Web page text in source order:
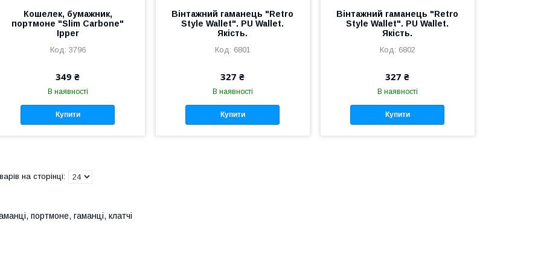
Кошелек, бумажник,
портмоне "Slim Carbone"
Ipper
3796
349 ₴
В наявності
Купити
Вінтажний гаманець "Retro
Style Wallet". PU Wallet.
Якість.
6801
327 ₴
В наявності
Купити
Вінтажний гаманець "Retro
Style Wallet". PU Wallet.
Якість.
6802
327 ₴
В наявності
Купити
портмоне, гаманці, клатчі